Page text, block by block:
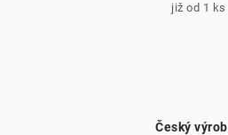
již od 1 ks
Český